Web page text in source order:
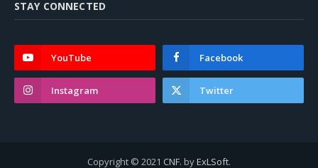
STAY CONNECTED
YouTube Facebook
Instagram Twitter
Copyright © 2021 CNF. byExLSoft.